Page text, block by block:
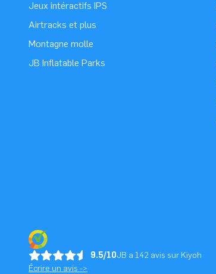
Jeux intéractifs IPS
Airtracks et plus
Montagne molle
JB Inflatable Parks
9.5/10JB a 142 avis sur Kiyoh
Écrire un avis ->